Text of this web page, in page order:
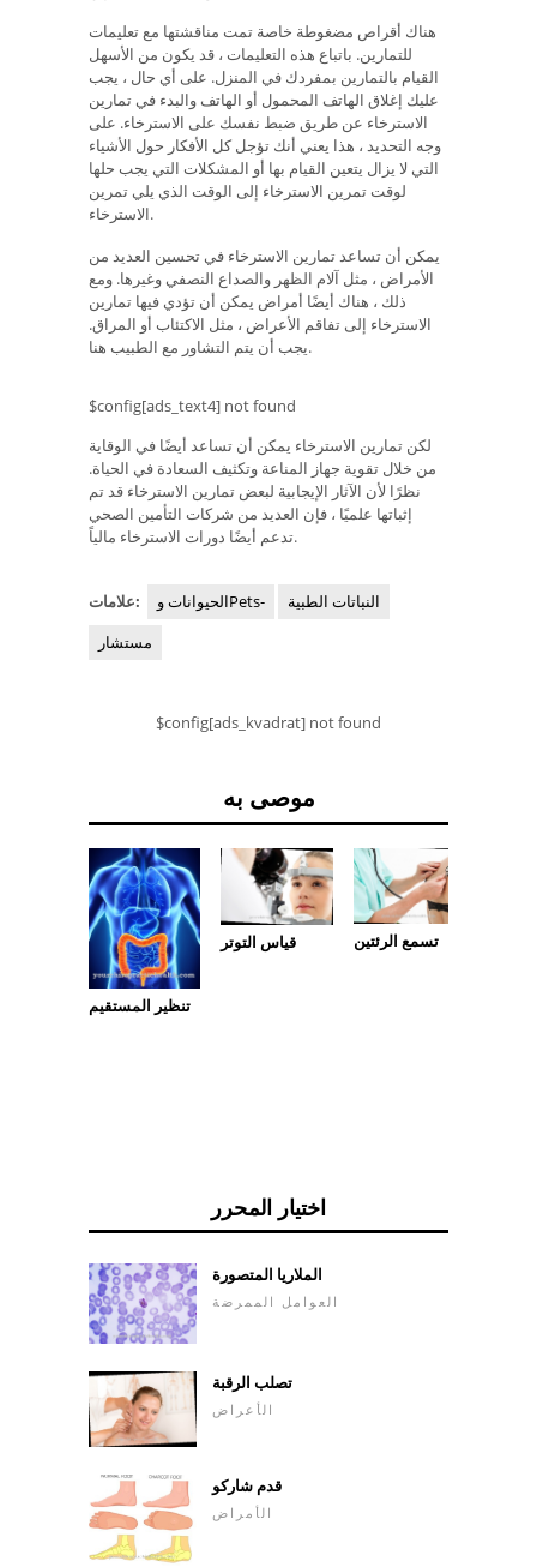
هناك أقراص مضغوطة خاصة تمت مناقشتها مع تعليمات
للتمارين. باتباع هذه التعليمات ، قد يكون من الأسهل
القيام بالتمارين بمفردك في المنزل. على أي حال ، يجب
عليك إغلاق الهاتف المحمول أو الهاتف والبدء في تمارين
الاسترخاء عن طريق ضبط نفسك على الاسترخاء. على
وجه التحديد ، هذا يعني أنك تؤجل كل الأفكار حول الأشياء
التي لا يزال يتعين القيام بها أو المشكلات التي يجب حلها
لوقت تمرين الاسترخاء إلى الوقت الذي يلي تمرين
الاسترخاء.
يمكن أن تساعد تمارين الاسترخاء في تحسين العديد من
الأمراض ، مثل آلام الظهر والصداع النصفي وغيرها. ومع
ذلك ، هناك أيضًا أمراض يمكن أن تؤدي فيها تمارين
الاسترخاء إلى تفاقم الأعراض ، مثل الاكتئاب أو المراق.
يجب أن يتم التشاور مع الطبيب هنا.
$config[ads_text4] not found
لكن تمارين الاسترخاء يمكن أن تساعد أيضًا في الوقاية
من خلال تقوية جهاز المناعة وتكثيف السعادة في الحياة.
نظرًا لأن الآثار الإيجابية لبعض تمارين الاسترخاء قد تم
إثباتها علميًا ، فإن العديد من شركات التأمين الصحي
تدعم أيضًا دورات الاسترخاء مالياً.
علامات: الحيوانات وPets-
النباتات الطبية
مستشار
$config[ads_kvadrat] not found
موصى به
تنظير المستقيم
قياس التوتر تسمع الرئتين
اختيار المحرر
الملاريا المتصورة
العوامل الممرضة
تصلب الرقبة
الأعراض
قدم شاركو
الأمراض